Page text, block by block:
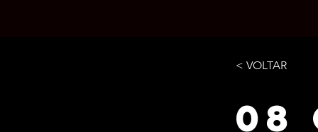
< VOLTAR
08